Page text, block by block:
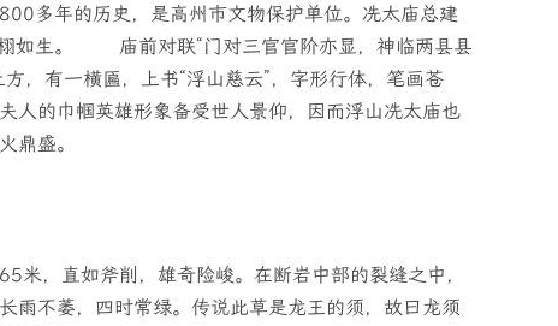
多年的历史，是高州市文物保护单位。冼太庙总建
如生。 庙前对联“门对三官官阶亦显，神临两县县
，有一横匾，上书“浮山慈云”，字形行体，笔画苍
人的巾帼英雄形象备受世人景仰，因而浮山冼太庙也
鼎盛。
米，直如斧削，雄奇险峻。在断岩中部的裂缝之中，
雨不萎，四时常绿。传说此草是龙王的须，故曰龙须